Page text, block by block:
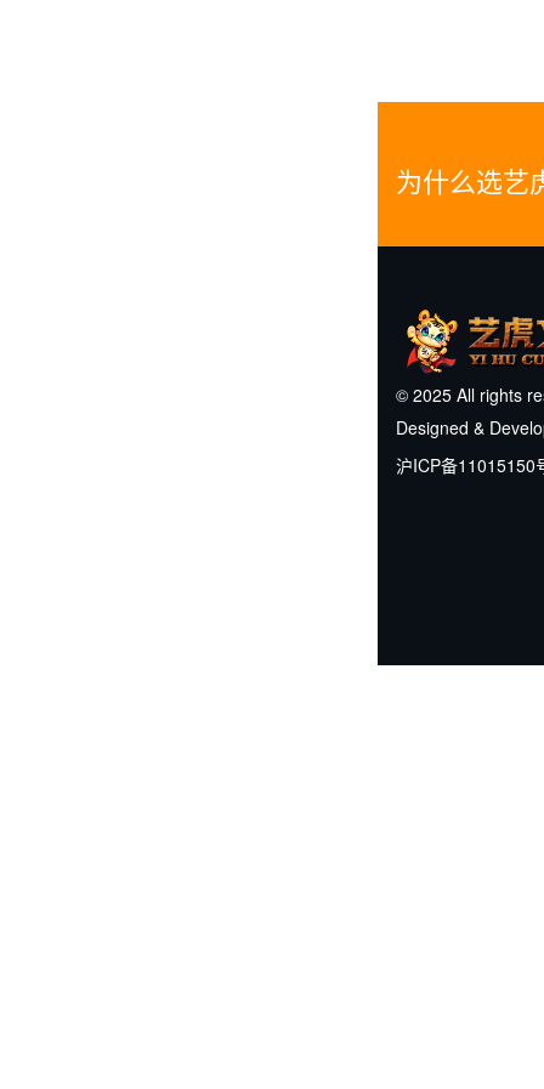
为什么选艺
© 2025 All rights
Designed &
沪ICP备11015150